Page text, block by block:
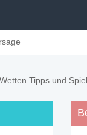
Tipps und